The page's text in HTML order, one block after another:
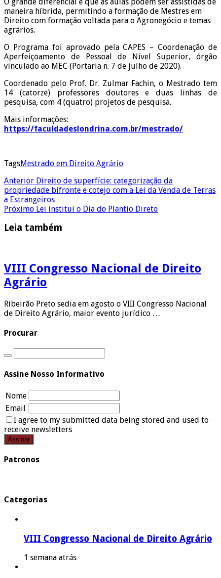
maneira híbrida, permitindo a formação de Mestres em
Direito com formação voltada para o Agronegócio e temas
agrários.
O Programa foi aprovado pela CAPES – Coordenação de
Aperfeiçoamento de Pessoal de Nível Superior, órgão
vinculado ao MEC (Portaria n. 7 de julho de 2020).
Coordenado pelo Prof. Dr. Zulmar Fachin, o Mestrado tem
14 (catorze) professores doutores e duas linhas de
pesquisa, com 4 (quatro) projetos de pesquisa.
Mais informações:
https://faculdadeslondrina.com.br/mestrado/
TagsMestrado em Direito Agrário
Anterior Direito de superfície: categorização da
propriedade bifronte e cotejo com a Lei da Venda de Terras
a Estrangeiros
Próximo Lei institui o Dia do Plantio Direto
Leia também
VIII Congresso Nacional de Direito
Agrário
Ribeirão Preto sedia em agosto o VIII Congresso Nacional
de Direito Agrário, maior evento jurídico …
Procurar
Assine Nosso Informativo
Nome
Email
I agree to my submitted data being stored and used to
receive newsletters
Patronos
Categorias
VIII Congresso Nacional de Direito Agrário
1 semana atrás